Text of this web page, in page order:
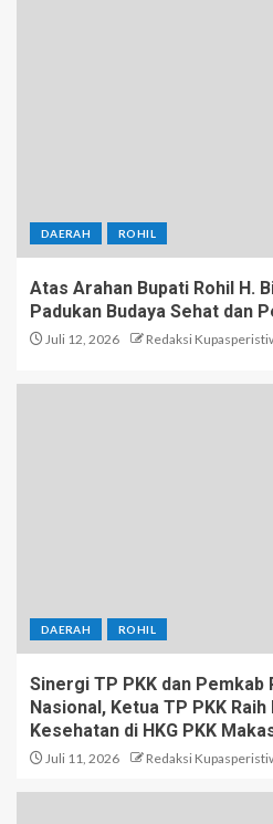
DAERAH ROHIL
Atas Arahan Bupati Rohil H.
Padukan Budaya Sehat dan
Juli 12, 2026 Redaksi
DAERAH ROHIL
Sinergi TP PKK dan
Nasional, Ketua TP PKK
Kesehatan di HKG PKK
Juli 11, 2026 Redaksi